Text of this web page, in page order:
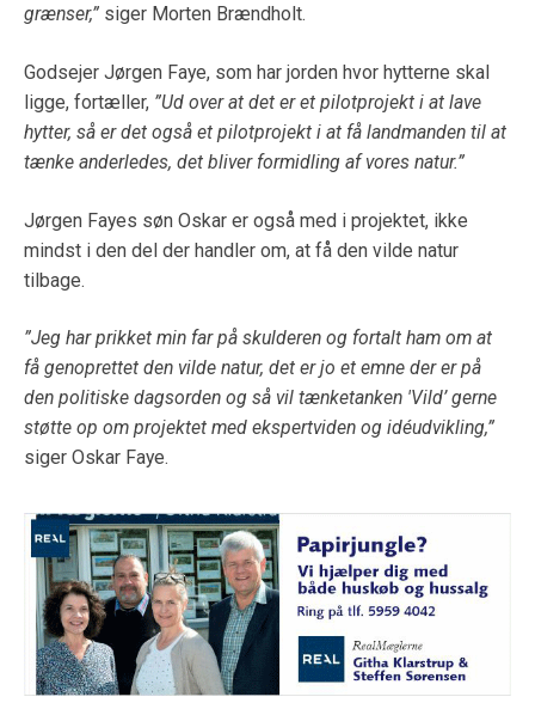
grænser,” siger Morten Brændholt.
Godsejer Jørgen Faye, som har jorden hvor hytterne skal
ligge, fortæller, ”Ud over at det er et pilotprojekt i at lave
hytter, så er det også et pilotprojekt i at få landmanden til at
tænke anderledes, det bliver formidling af vores natur.”
Jørgen Fayes søn Oskar er også med i projektet, ikke
mindst i den del der handler om, at få den vilde natur
tilbage.
”Jeg har prikket min far på skulderen og fortalt ham om at
få genoprettet den vilde natur, det er jo et emne der er på
den politiske dagsorden og så vil tænketanken 'Vild’ gerne
støtte op om projektet med ekspertviden og idéudvikling,”
siger Oskar Faye.